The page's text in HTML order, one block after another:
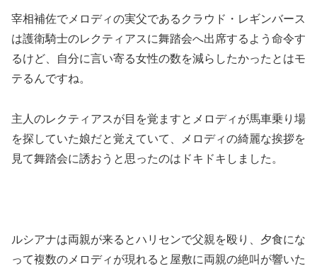
宰相補佐でメロディの実父であるクラウド・レギンバース
は護衛騎士のレクティアスに舞踏会へ出席するよう命令す
るけど、自分に言い寄る女性の数を減らしたかったとはモ
テるんですね。
主人のレクティアスが目を覚ますとメロディが馬車乗り場
を探していた娘だと覚えていて、メロディの綺麗な挨拶を
見て舞踏会に誘おうと思ったのはドキドキしました。
ルシアナは両親が来るとハリセンで父親を殴り、夕食にな
って複数のメロディが現れると屋敷に両親の絶叫が響いた